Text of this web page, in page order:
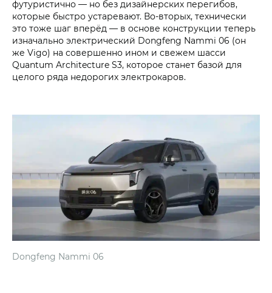
футуристично — но без дизайнерских перегибов,
которые быстро устаревают. Во-вторых, технически
это тоже шаг вперёд — в основе конструкции теперь
изначально электрический Dongfeng Nammi 06 (он
же Vigo) на совершенно ином и свежем шасси
Quantum Architecture S3, которое станет базой для
целого ряда недорогих электрокаров.
Dongfeng Nammi 06